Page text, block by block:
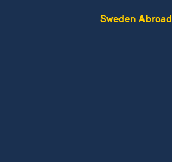
Sweden Abroad